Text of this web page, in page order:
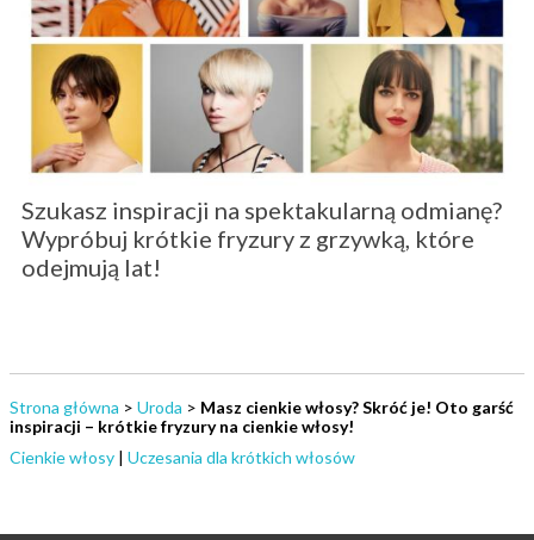
Szukasz inspiracji na spektakularną odmianę?
Wypróbuj krótkie fryzury z grzywką, które
odejmują lat!
Strona główna > Uroda > Masz cienkie włosy? Skróć je! Oto garść
inspiracji – krótkie fryzury na cienkie włosy!
Cienkie włosy | Uczesania dla krótkich włosów